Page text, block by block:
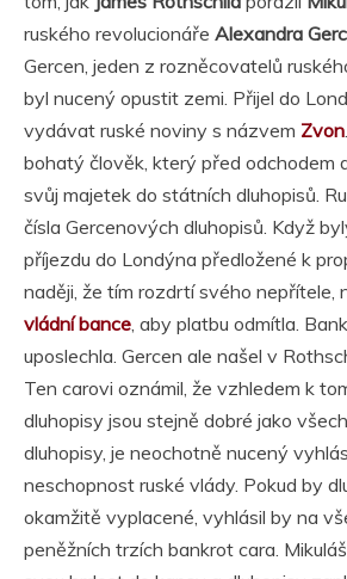
ruského revolucionáře Alexandra
Gercen, jeden z rozněcovatelů
byl nucený opustit zemi. Přijel do
vydávat ruské noviny s názvem Zvon
bohatý člověk, který před odchodem
svůj majetek do státních dluhopisů.
čísla Gercenových dluhopisů. Když
příjezdu do Londýna předložené k
naději, že tím rozdrtí svého nepřítele,
vládní bance, aby platbu odmítla.
uposlechla. Gercen ale našel v
Ten carovi oznámil, že vzhledem k
dluhopisy jsou stejně dobré jako
dluhopisy, je neochotně nucený
neschopnost ruské vlády. Pokud by
okamžitě vyplacené, vyhlásil by na
peněžních trzích bankrot cara.